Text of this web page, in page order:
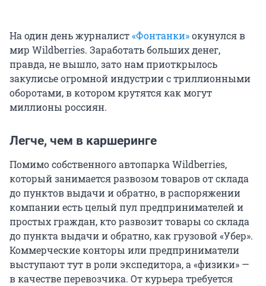
На один день журналист«Фонтанки»окунулся в
мир Wildberries. Заработать больших денег,
правда, не вышло, зато нам приоткрылось
закулисье огромной индустрии с триллионными
оборотами, в котором крутятся как могут
миллионы россиян.
Легче, чем в каршеринге
Помимо собственного автопарка Wildberries,
который занимается развозом товаров от склада
до пунктов выдачи и обратно, в распоряжении
компании есть целый пул предпринимателей и
простых граждан, кто развозит товары со склада
до пункта выдачи и обратно, как грузовой «Убер».
Коммерческие конторы или предприниматели
выступают тут в роли экспедитора, а «физики» —
в качестве перевозчика. От курьера требуется